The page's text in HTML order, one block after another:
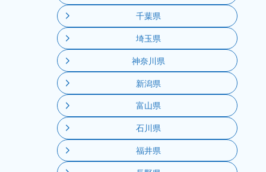
千葉県
埼玉県
神奈川県
新潟県
富山県
石川県
福井県